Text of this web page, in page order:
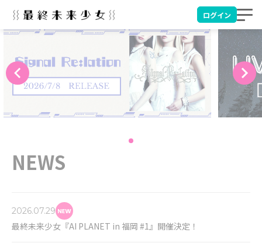
ログイン
NEWS
2026.07.29
最終未来少女『AI PLANET in 福岡 #1』開催決定！